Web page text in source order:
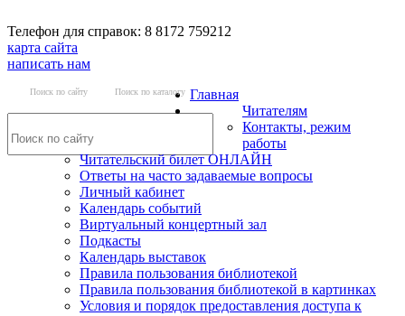
Телефон для справок: 8 8172 759212
карта сайта
написать нам
Поиск по сайту Поиск по каталогу Главная
Читателям
Контакты, режим
работы
Читательский билет ОНЛАЙН
Ответы на часто задаваемые вопросы
Личный кабинет
Календарь событий
Виртуальный концертный зал
Подкасты
Календарь выставок
Правила пользования библиотекой
Правила пользования библиотекой в картинках
Условия и порядок предоставления доступа к